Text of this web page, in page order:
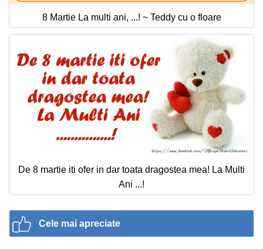
8 Martie La multi ani, ...! ~ Teddy cu o floare
De 8 martie iti ofer in dar toata dragostea mea! La Multi
Ani ...!
Cele mai apreciate